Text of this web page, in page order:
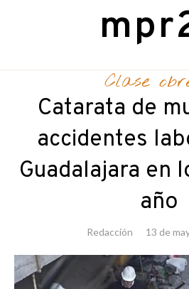
Clase
Catarata de
accidentes
Guadalajara en
año
Redacción 13 de